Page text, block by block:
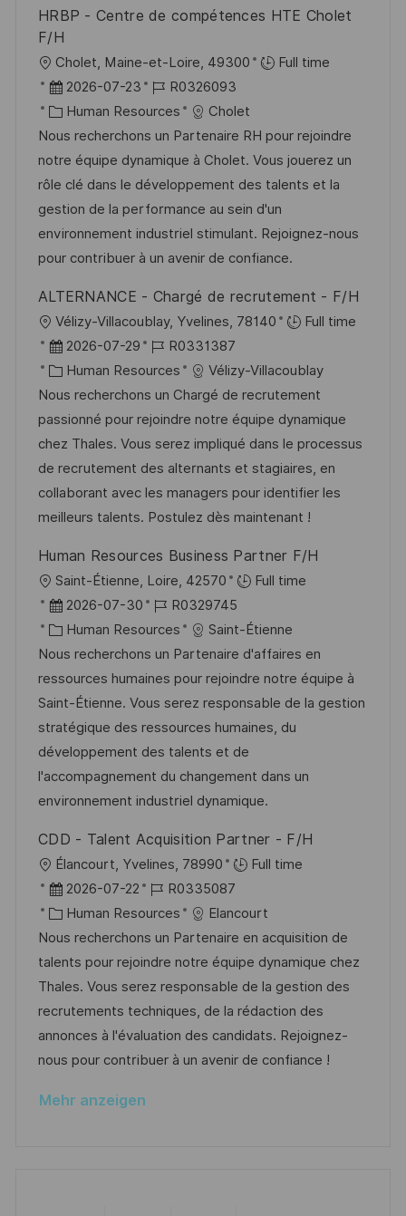
r
r
i
c
h
u
n
g
r
HRBP - Centre de compétences HTE Cholet
F/H
O
r
t
Cholet, Maine-et-Loire, 49300
Full time
D
a
t
u
m
d
e
r
e
r
ö
f
f
e
n
t
l
i
c
h
u
n
g
2026-07-23
J
o
b
-
I
D
R0326093
K
a
t
e
g
o
r
e
Human Resources
Cholet
Nous recherchons un Partenaire RH pour rejoindre
notre équipe dynamique à Cholet. Vous jouerez un
rôle clé dans le développement des talents et la
gestion de la performance au sein d'un
environnement industriel stimulant. Rejoignez-nous
pour contribuer à un avenir de confiance.
ALTERNANCE - Chargé de recrutement - F/H
O
r
t
Vélizy-Villacoublay, Yvelines, 78140
Full time
D
a
t
u
m
d
e
r
e
r
ö
f
f
e
n
t
l
i
c
h
u
n
g
2026-07-29
J
o
b
-
I
D
R0331387
K
a
t
e
g
o
r
e
Human Resources
Vélizy-Villacoublay
Nous recherchons un Chargé de recrutement
passionné pour rejoindre notre équipe dynamique
chez Thales. Vous serez impliqué dans le processus
de recrutement des alternants et stagiaires, en
collaborant avec les managers pour identifier les
meilleurs talents. Postulez dès maintenant !
Human Resources Business Partner F/H
O
r
t
Saint-Étienne, Loire, 42570
Full time
D
a
t
u
m
d
e
r
V
r
ö
f
f
e
n
t
l
i
c
h
2026-07-30
J
o
b
-
I
D
R0329745
K
a
t
e
g
o
r
i
Human Resources
Saint-Étienne
Nous recherchons un Partenaire d'affaires en
ressources humaines pour rejoindre notre équipe à
Saint-Étienne. Vous serez responsable de la gestion
stratégique des ressources humaines, du
développement des talents et de
l'accompagnement du changement dans un
environnement industriel dynamique.
CDD - Talent Acquisition Partner - F/H
O
r
t
Élancourt, Yvelines, 78990
Full time
D
a
t
u
m
d
e
r
e
2026-07-22
J
o
b
-
I
D
R0335087
K
a
t
e
g
o
r
e
Human Resources
Elancourt
Nous recherchons un Partenaire en acquisition de
talents pour rejoindre notre équipe dynamique chez
Thales. Vous serez responsable de la gestion des
recrutements techniques, de la rédaction des
annonces à l'évaluation des candidats. Rejoignez-
nous pour contribuer à un avenir de confiance !
Mehr anzeigen